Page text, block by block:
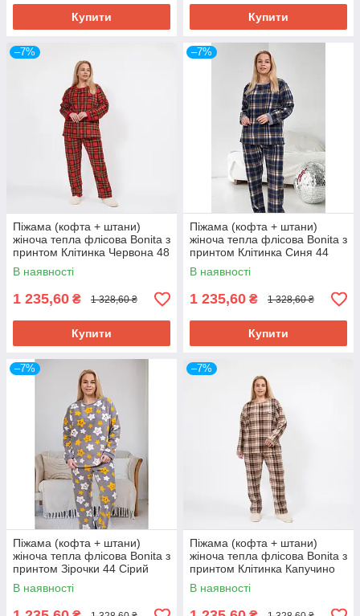
Купити Купити
–7%
Піжама (кофта + штани)
жіноча тепла флісова Bonita з
принтом Клітинка Червона 48
(107ЧервКл48)
В наявності
1 235,60 ₴ 1 328,60 ₴
Купити
–7%
Піжама (кофта + штани)
жіноча тепла флісова Bonita з
принтом Клітинка Синя 44
(107СинКл44)
В наявності
1 235,60 ₴ 1 328,60 ₴
Купити
–7%
Піжама (кофта + штани)
жіноча тепла флісова Bonita з
принтом Зірочки 44 Сірий
(107СірЗ44)
В наявності
–7%
Піжама (кофта + штани)
жіноча тепла флісова Bonita з
принтом Клітинка Капучино
48 (107ККл48)
В наявності